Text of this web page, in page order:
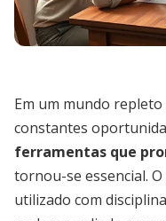
Em um mundo
constantes
ferramentas que
tornou-se essencial.
utilizado com